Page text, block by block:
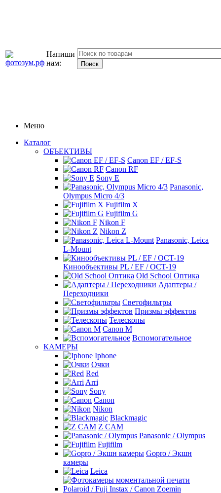
Напиши
нам:
Меню
Каталог
ОБЪЕКТИВЫ
Canon EF / EF-S
Canon RF
Sony E
Panasonic,
Olympus Micro 4/3
Fujifilm X
Fujifilm G
Nikon F
Nikon Z
Panasonic, Leica
L-Mount
Кинообъективы PL / EF / OCT-19
Old School Оптика
Адаптеры /
Переходники
Светофильтры
Призмы эффектов
Телескопы
Canon M
Вспомогательное
КАМЕРЫ
Iphone
Очки
Red
Arri
Sony
Canon
Nikon
Blackmagic
Z CAM
Panasonic / Olympus
Fujifilm
Gopro / Экшн
камеры
Leica